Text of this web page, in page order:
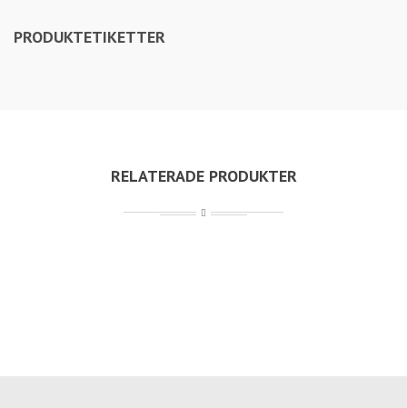
PRODUKTETIKETTER
RELATERADE PRODUKTER